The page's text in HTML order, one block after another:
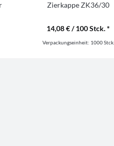
Zierkappe ZK36/30
14,08 € / 100 Stck. *
Verpackungseinheit: 1000 Stck.